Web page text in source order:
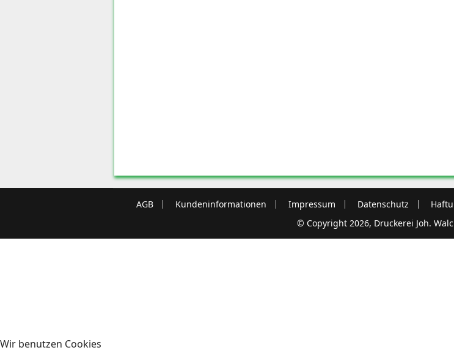
AGB Kundeninformationen Impressum Datenschutz
© Copyright 2026, Druckerei Joh.
Wir benutzen Cookies